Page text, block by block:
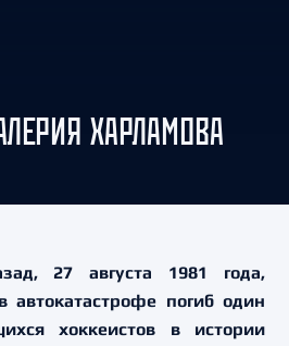
ХАРЛАМОВА
27 августа 1981 года,
автокатастрофе погиб один
хоккеистов в истории